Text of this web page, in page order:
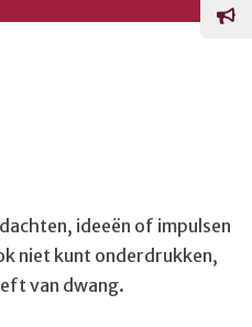
ideeën of impulsen
niet kunt onderdrukken,
van dwang.